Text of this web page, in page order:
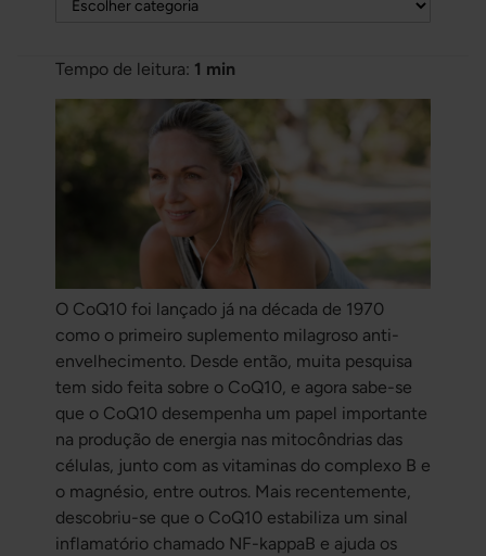
Tempo de leitura: 1 min
O CoQ10 foi lançado já na década de 1970
como o primeiro suplemento milagroso anti-
envelhecimento. Desde então, muita pesquisa
tem sido feita sobre o CoQ10, e agora sabe-se
que o CoQ10 desempenha um papel importante
na produção de energia nas mitocôndrias das
células, junto com as vitaminas do complexo B e
o magnésio, entre outros. Mais recentemente,
descobriu-se que o CoQ10 estabiliza um sinal
inflamatório chamado NF-kappaB e ajuda os